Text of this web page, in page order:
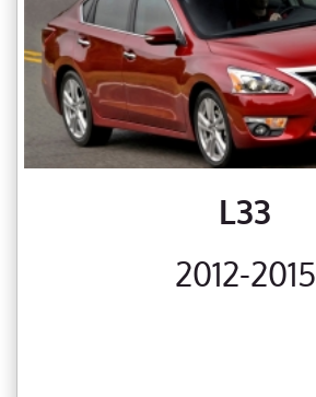
L33
2012-2015